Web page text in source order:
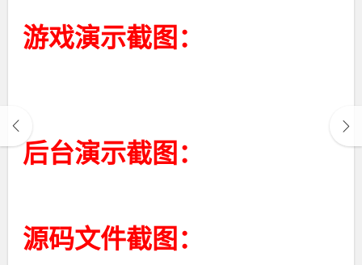
游戏演示截图：
后台演示截图：
源码文件截图：